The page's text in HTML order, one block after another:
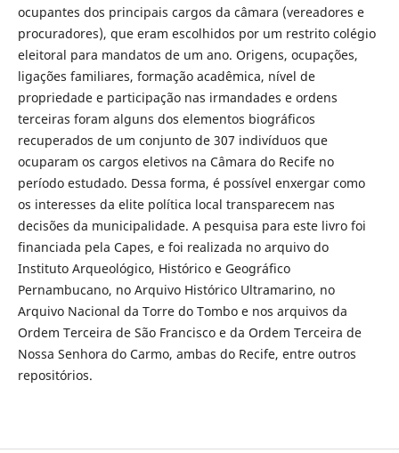
ocupantes dos principais cargos da câmara (vereadores e
procuradores), que eram escolhidos por um restrito colégio
eleitoral para mandatos de um ano. Origens, ocupações,
ligações familiares, formação acadêmica, nível de
propriedade e participação nas irmandades e ordens
terceiras foram alguns dos elementos biográficos
recuperados de um conjunto de 307 indivíduos que
ocuparam os cargos eletivos na Câmara do Recife no
período estudado. Dessa forma, é possível enxergar como
os interesses da elite política local transparecem nas
decisões da municipalidade. A pesquisa para este livro foi
financiada pela Capes, e foi realizada no arquivo do
Instituto Arqueológico, Histórico e Geográfico
Pernambucano, no Arquivo Histórico Ultramarino, no
Arquivo Nacional da Torre do Tombo e nos arquivos da
Ordem Terceira de São Francisco e da Ordem Terceira de
Nossa Senhora do Carmo, ambas do Recife, entre outros
repositórios.